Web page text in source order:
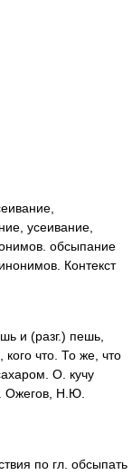
усеивание,
обсыпание
Контекст
и (разг.) пешь,
что. То же, что
О. кучу
Ожегов, Н.Ю.
по гл. обсыпать